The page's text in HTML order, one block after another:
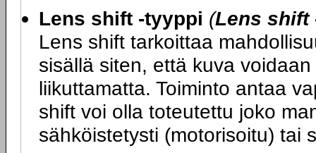
Lens shift -tyyppi (Lens shift
Lens shift tarkoittaa
sisällä siten, että kuva
liikuttamatta. Toiminto antaa
shift voi olla toteutettu joko
sähköistetysti (motorisoitu) tai